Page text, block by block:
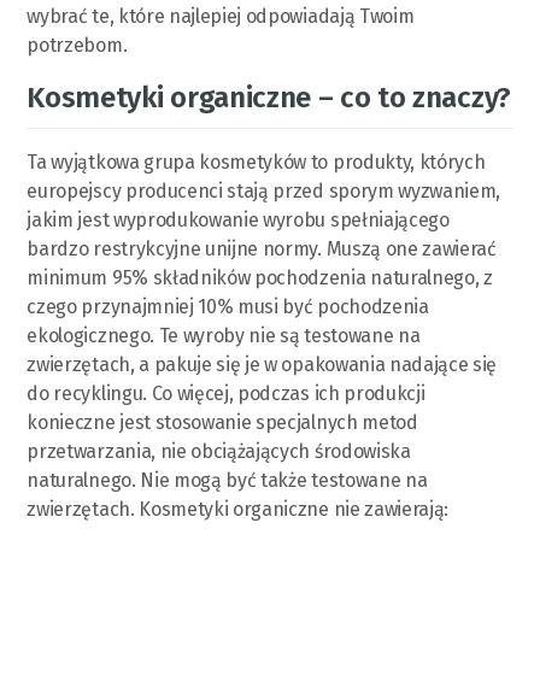
wybrać te, które najlepiej odpowiadają Twoim
potrzebom.
Kosmetyki organiczne – co to znaczy?
Ta wyjątkowa grupa kosmetyków to produkty, których
europejscy producenci stają przed sporym wyzwaniem,
jakim jest wyprodukowanie wyrobu spełniającego
bardzo restrykcyjne unijne normy. Muszą one zawierać
minimum 95% składników pochodzenia naturalnego, z
czego przynajmniej 10% musi być pochodzenia
ekologicznego. Te wyroby nie są testowane na
zwierzętach, a pakuje się je w opakowania nadające się
do recyklingu. Co więcej, podczas ich produkcji
konieczne jest stosowanie specjalnych metod
przetwarzania, nie obciążających środowiska
naturalnego. Nie mogą być także testowane na
zwierzętach. Kosmetyki organiczne nie zawierają: